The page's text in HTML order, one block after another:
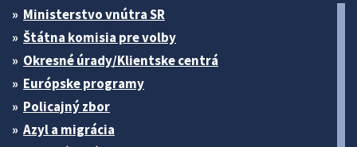
Ministerstvo vnútra SR
Štátna komisia pre volby
Okresné úrady/Klientske centrá
Európske programy
Policajný zbor
Azyl a migrácia